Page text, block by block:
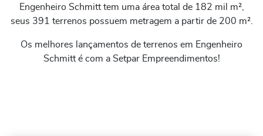
Engenheiro Schmitt tem uma área total de 182 mil m²,
seus 391 terrenos possuem metragem a partir de 200 m².
Os melhores lançamentos de terrenos em Engenheiro
Schmitt é com a Setpar Empreendimentos!